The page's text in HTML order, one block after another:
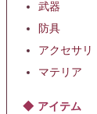
武器
防具
アクセサリ
マテリア
アイテム